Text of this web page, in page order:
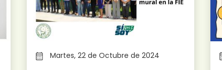
Martes, 22 de Octubre de 2024